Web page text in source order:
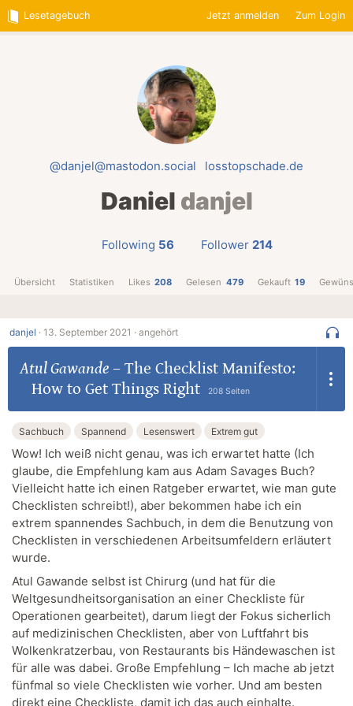
Lesetagebuch Jetzt anmelden Zum Login
@danjel@mastodon.social losstopschade.de
Daniel danjel
Following 56 Follower 214
Übersicht Statistiken Likes 208 Gelesen 479 Gekauft 19
danjel · 13. September 2021 · angehört
Atul Gawande– The Checklist Manifesto:
How to Get Things Right
208 Seiten
Sachbuch Spannend Lesenswert Extrem gut
Wow! Ich weiß nicht genau, was ich erwartet hatte (Ich
glaube, die Empfehlung kam aus Adam Savages Buch?
Vielleicht hatte ich einen Ratgeber erwartet, wie man gute
Checklisten schreibt!), aber bekommen habe ich ein
extrem spannendes Sachbuch, in dem die Benutzung von
Checklisten in verschiedenen Arbeitsumfeldern erläutert
wurde.
Atul Gawande selbst ist Chirurg (und hat für die
Weltgesundheitsorganisation an einer Checkliste für
Operationen gearbeitet), darum liegt der Fokus sicherlich
auf medizinischen Checklisten, aber von Luftfahrt bis
Wolkenkratzerbau, von Restaurants bis Händewaschen ist
für alle was dabei. Große Empfehlung – Ich mache ab jetzt
fünfmal so viele Checklisten wie vorher. Und am besten
direkt eine Checkliste, damit ich das auch einhalte.